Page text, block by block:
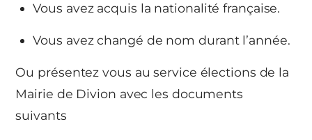
Vous avez acquis la nationalité française.
Vous avez changé de nom durant l’année.
Ou présentez vous au service élections de la
Mairie de Divion avec les documents
suivants